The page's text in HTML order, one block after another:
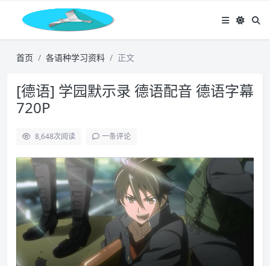
首页 各语种学习资料 正文
[德语] 学园默示录 德语配音 德语字幕
720P
8,648次阅读 一条评论